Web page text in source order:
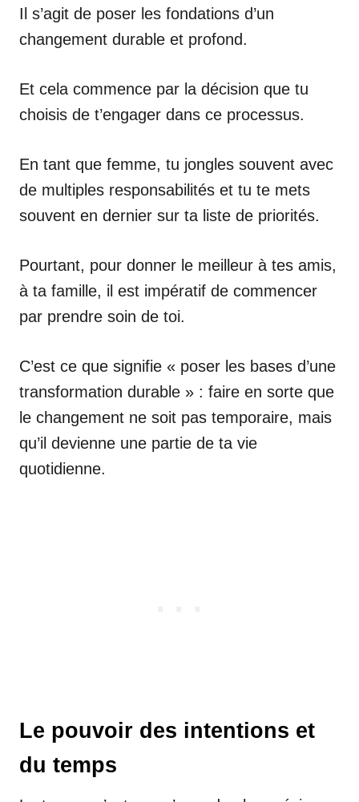
Il s’agit de poser les fondations d’un
changement durable et profond.
Et cela commence par la décision que tu
choisis de t’engager dans ce processus.
En tant que femme, tu jongles souvent avec
de multiples responsabilités et tu te mets
souvent en dernier sur ta liste de priorités.
Pourtant, pour donner le meilleur à tes amis,
à ta famille, il est impératif de commencer
par prendre soin de toi.
C’est ce que signifie « poser les bases d’une
transformation durable » : faire en sorte que
le changement ne soit pas temporaire, mais
qu’il devienne une partie de ta vie
quotidienne.
Le pouvoir des intentions et
du temps